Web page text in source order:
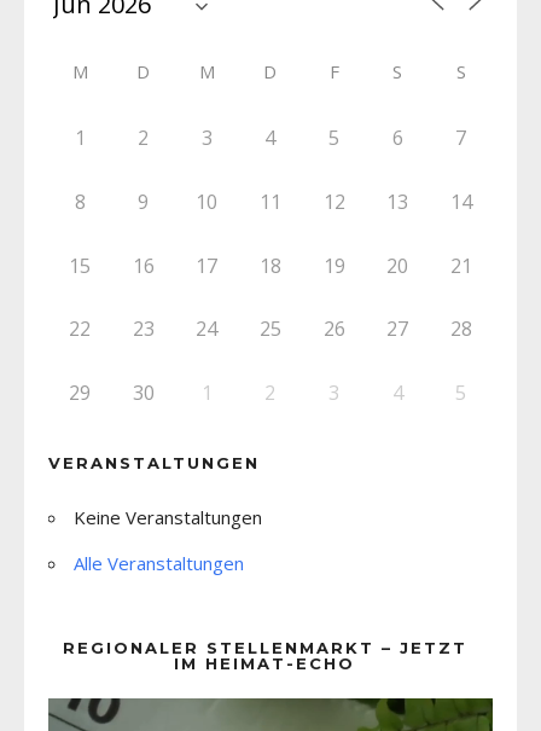
M D M D F S S
1 2 3 4 5 6 7
8 9 10 11 12 13 14
15 16 17 18 19 20 21
22 23 24 25 26 27 28
29 30 1 2 3 4 5
VERANSTALTUNGEN
Keine Veranstaltungen
Alle Veranstaltungen
REGIONALER STELLENMARKT – JETZT
IM HEIMAT-ECHO